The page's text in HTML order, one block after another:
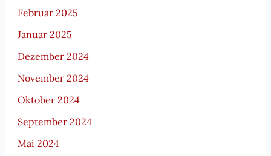
Februar 2025
Januar 2025
Dezember 2024
November 2024
Oktober 2024
September 2024
Mai 2024